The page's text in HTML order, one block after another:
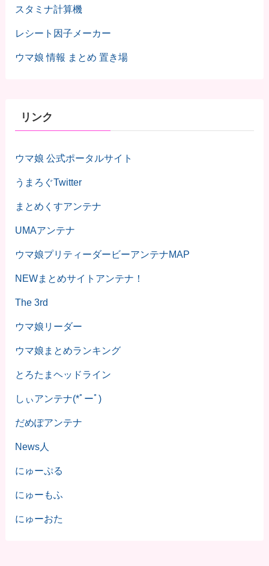
スタミナ計算機
レシート因子メーカー
ウマ娘 情報 まとめ 置き場
リンク
ウマ娘 公式ポータルサイト
うまろぐTwitter
まとめくすアンテナ
UMAアンテナ
ウマ娘プリティーダービーアンテナMAP
NEWまとめサイトアンテナ！
The 3rd
ウマ娘リーダー
ウマ娘まとめランキング
とろたまヘッドライン
しぃアンテナ(*ﾟーﾟ)
だめぽアンテナ
News人
にゅーぷる
にゅーもふ
にゅーおた